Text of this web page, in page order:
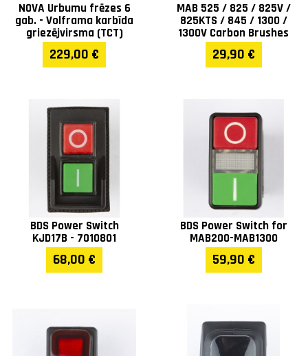
NOVA Urbumu frēzes 6
gab. - Volframa karbīda
griezējvirsma (TCT)
229,00 €
MAB 525 / 825 / 825V /
825KTS / 845 / 1300 /
1300V Carbon Brushes
29,90 €
BDS Power Switch
KJD17B - 7010801
68,00 €
BDS Power Switch for
MAB200-MAB1300
59,90 €